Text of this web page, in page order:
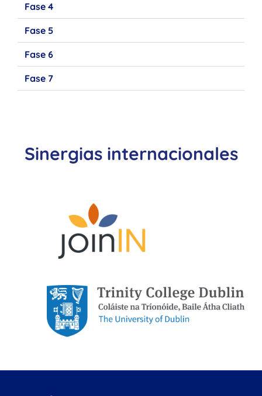
Fase 4
Fase 5
Fase 6
Fase 7
Sinergias internacionales